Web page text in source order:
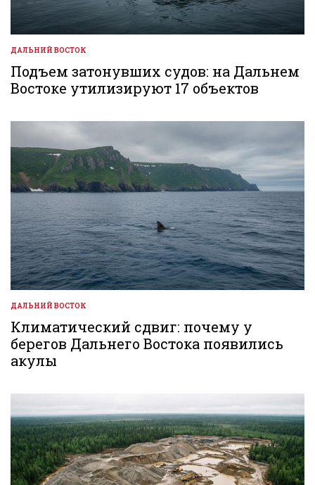
ОПУБЛИКОВАНО
В
ДАЛЬНИЙ ВОСТОК
Подъем затонувших судов: на Дальнем
Востоке утилизируют 17 объектов
ОПУБЛИКОВАНО
В
ДАЛЬНИЙ ВОСТОК
Климатический сдвиг: почему у
берегов Дальнего Востока появились
акулы